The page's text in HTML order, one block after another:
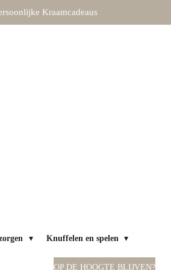
Kraamcadeaus
Knuffelen en spelen
OP DE HOOGTE BLIJVEN?